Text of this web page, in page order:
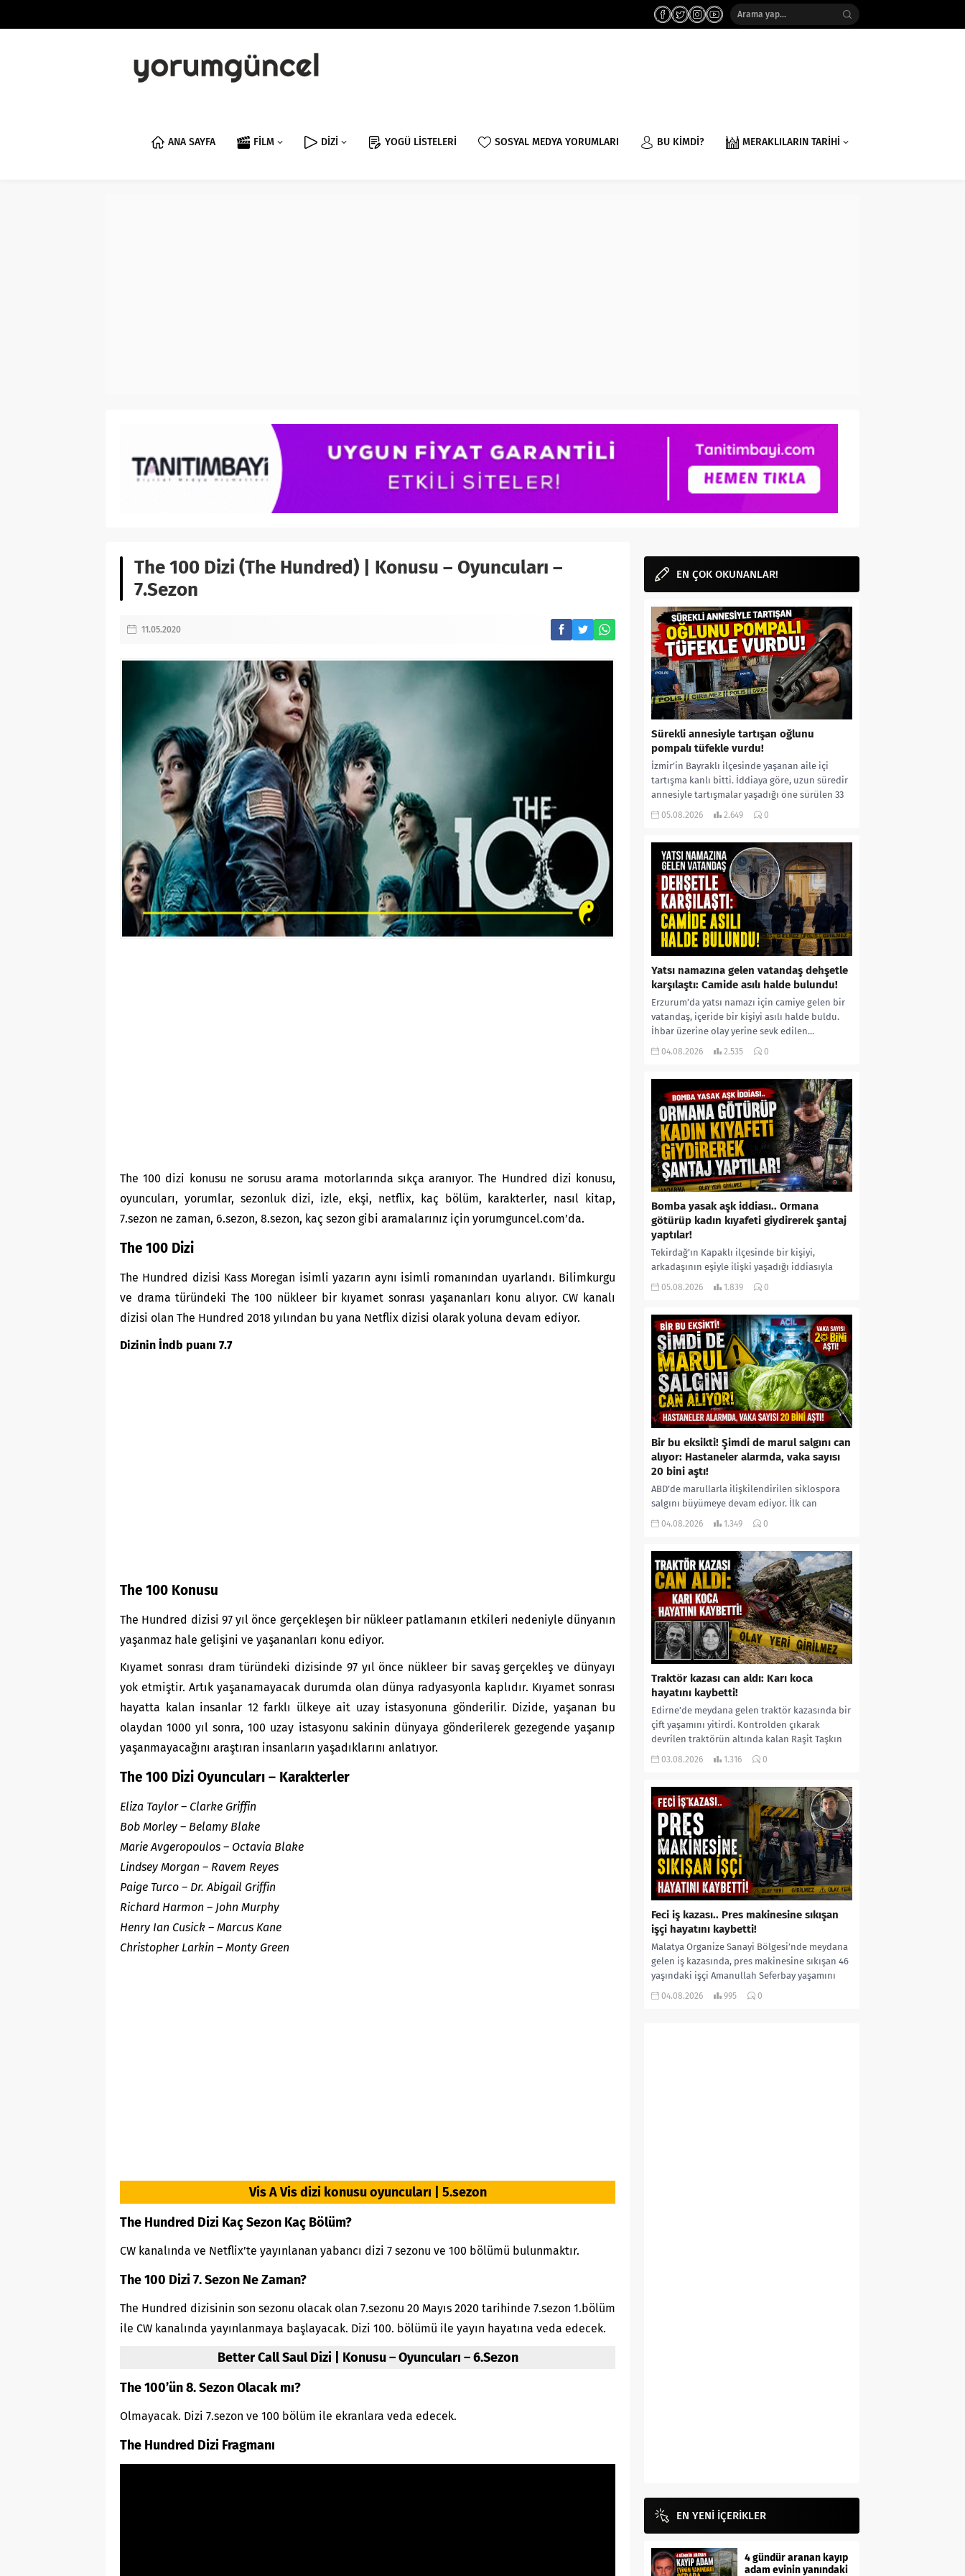
ANA SAYFA FİLM DİZİ YOGÜ LİSTELERİ SOSYAL MEDYA YORUMLARI BU KİMDİ? MERAKLILARIN TARİHİ
The 100 Dizi (The Hundred) | Konusu – Oyuncuları –
7.Sezon
11.05.2020
The 100 dizi konusu ne sorusu arama motorlarında sıkça aranıyor. The Hundred dizi konusu,
oyuncuları, yorumlar, sezonluk dizi, izle, ekşi, netflix, kaç bölüm, karakterler, nasıl kitap,
7.sezon ne zaman, 6.sezon, 8.sezon, kaç sezon gibi aramalarınız için yorumguncel.com’da.
The 100 Dizi
The Hundred dizisi Kass Moregan isimli yazarın aynı isimli romanından uyarlandı. Bilimkurgu
ve drama türündeki The 100 nükleer bir kıyamet sonrası yaşananları konu alıyor. CW kanalı
dizisi olan The Hundred 2018 yılından bu yana Netflix dizisi olarak yoluna devam ediyor.
Dizinin İndb puanı 7.7
The 100 Konusu
The Hundred dizisi 97 yıl önce gerçekleşen bir nükleer patlamanın etkileri nedeniyle dünyanın
yaşanmaz hale gelişini ve yaşananları konu ediyor.
Kıyamet sonrası dram türündeki dizisinde 97 yıl önce nükleer bir savaş gerçekleş ve dünyayı
yok etmiştir. Artık yaşanamayacak durumda olan dünya radyasyonla kaplıdır. Kıyamet sonrası
hayatta kalan insanlar 12 farklı ülkeye ait uzay istasyonuna gönderilir. Dizide, yaşanan bu
olaydan 1000 yıl sonra, 100 uzay istasyonu sakinin dünyaya gönderilerek gezegende yaşanıp
yaşanmayacağını araştıran insanların yaşadıklarını anlatıyor.
The 100 Dizi Oyuncuları – Karakterler
Eliza Taylor – Clarke Griffin
Bob Morley – Belamy Blake
Marie Avgeropoulos – Octavia Blake
Lindsey Morgan – Ravem Reyes
Paige Turco – Dr. Abigail Griffin
Richard Harmon – John Murphy
Henry Ian Cusick – Marcus Kane
Christopher Larkin – Monty Green
Vis A Vis dizi konusu oyuncuları | 5.sezon
The Hundred Dizi Kaç Sezon Kaç Bölüm?
CW kanalında ve Netflix’te yayınlanan yabancı dizi 7 sezonu ve 100 bölümü bulunmaktır.
The 100 Dizi 7. Sezon Ne Zaman?
The Hundred dizisinin son sezonu olacak olan 7.sezonu 20 Mayıs 2020 tarihinde 7.sezon 1.bölüm
ile CW kanalında yayınlanmaya başlayacak. Dizi 100. bölümü ile yayın hayatına veda edecek.
Better Call Saul Dizi | Konusu – Oyuncuları – 6.Sezon
The 100’ün 8. Sezon Olacak mı?
Olmayacak. Dizi 7.sezon ve 100 bölüm ile ekranlara veda edecek.
The Hundred Dizi Fragmanı
EN ÇOK OKUNANLAR!
Sürekli annesiyle tartışan oğlunu
pompalı tüfekle vurdu!
İzmir’in Bayraklı ilçesinde yaşanan aile içi
tartışma kanlı bitti. İddiaya göre, uzun süredir
annesiyle tartışmalar yaşadığı öne sürülen 33
yaşındaki...
05.08.2026 2.649 0
Yatsı namazına gelen vatandaş dehşetle
karşılaştı: Camide asılı halde bulundu!
Erzurum’da yatsı namazı için camiye gelen bir
vatandaş, içeride bir kişiyi asılı halde buldu.
İhbar üzerine olay yerine sevk edilen...
04.08.2026 2.535 0
Bomba yasak aşk iddiası.. Ormana
götürüp kadın kıyafeti giydirerek şantaj
yaptılar!
Tekirdağ’ın Kapaklı ilçesinde bir kişiyi,
arkadaşının eşiyle ilişki yaşadığı iddiasıyla
ormanlık alana götürerek zorla kadın
05.08.2026 1.839 0
Bir bu eksikti! Şimdi de marul salgını can
alıyor: Hastaneler alarmda, vaka sayısı
20 bini aştı!
ABD’de marullarla ilişkilendirilen siklospora
salgını büyümeye devam ediyor. İlk can
kayıplarının yaşandığı salgında vaka sayısının
04.08.2026 1.349 0
Traktör kazası can aldı: Karı koca
hayatını kaybetti!
Edirne’de meydana gelen traktör kazasında bir
çift yaşamını yitirdi. Kontrolden çıkarak
devrilen traktörün altında kalan Raşit Taşkın
ile eşi Fatma...
03.08.2026 1.316 0
Feci iş kazası.. Pres makinesine sıkışan
işçi hayatını kaybetti!
Malatya Organize Sanayi Bölgesi’nde meydana
gelen iş kazasında, pres makinesine sıkışan 46
yaşındaki işçi Amanullah Seferbay yaşamını
yitirdi. Olayla ilgili...
04.08.2026 995 0
EN YENİ İÇERİKLER
4 gündür aranan kayıp
adam evinin yanındaki